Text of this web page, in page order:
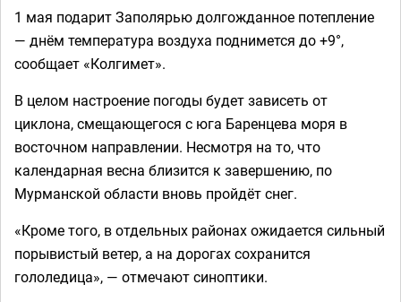
1 мая подарит Заполярью долгожданное потепление
— днём температура воздуха поднимется до +9°,
сообщает «Колгимет».
В целом настроение погоды будет зависеть от
циклона, смещающегося с юга Баренцева моря в
восточном направлении. Несмотря на то, что
календарная весна близится к завершению, по
Мурманской области вновь пройдёт снег.
«Кроме того, в отдельных районах ожидается сильный
порывистый ветер, а на дорогах сохранится
гололедица», — отмечают синоптики.